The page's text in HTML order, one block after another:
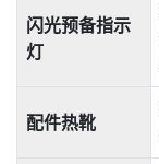
闪光预备指示
灯
配件热靴